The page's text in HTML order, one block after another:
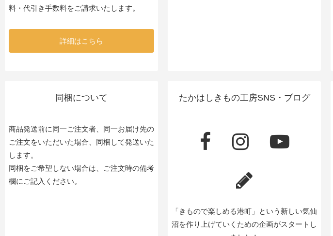
料・代引き手数料をご請求いたします。
詳細はこちら
同梱について
商品発送前に同一ご注文者、同一お届け先の
ご注文をいただいた場合、同梱して発送いた
します。
同梱をご希望しない場合は、ご注文時の備考
欄にご記入ください。
たかはしきもの工房SNS・ブログ
「きもので楽しめる港町」という新しい気仙
沼を作り上げていくための企画がスタートし